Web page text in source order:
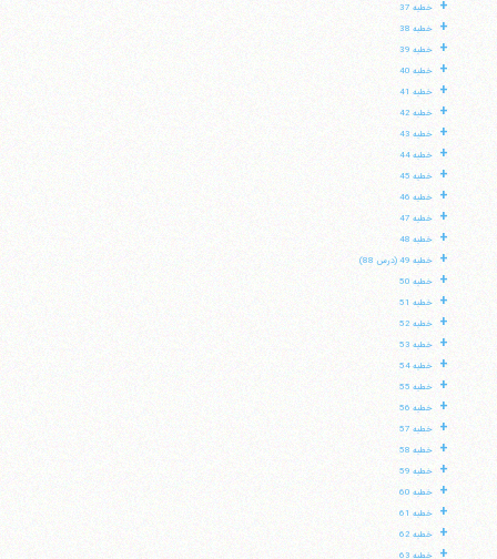
+ خطبه 37
+ خطبه 38
+ خطبه 39
+ خطبه 40
+ خطبه 41
+ خطبه 42
+ خطبه 43
+ خطبه 44
+ خطبه 45
+ خطبه 46
+ خطبه 47
+ خطبه 48
+ خطبه 49 (درس 88)
+ خطبه 50
+ خطبه 51
+ خطبه 52
+ خطبه 53
+ خطبه 54
+ خطبه 55
+ خطبه 56
+ خطبه 57
+ خطبه 58
+ خطبه 59
+ خطبه 60
+ خطبه 61
+ خطبه 62
+ خطبه 63